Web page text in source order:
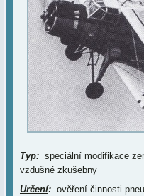
Typ:speciální modifikace
vzdušné zkušebny
Určení:ověření činnosti